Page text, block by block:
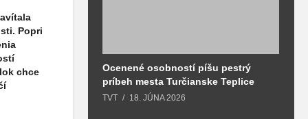
Popri
chce
Ocenené osobností píšu pestrý
príbeh mesta Turčianske Teplice
TVT 18. JÚNA 2026